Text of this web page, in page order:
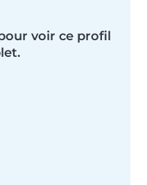
voir ce profil